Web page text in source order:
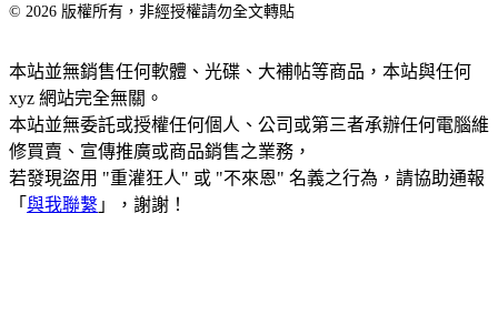
© 2026 版權所有，非經授權請勿全文轉貼
本站並無銷售任何軟體、光碟、大補帖等商品，本站與任何
xyz 網站完全無關。
本站並無委託或授權任何個人、公司或第三者承辦任何電腦維
修買賣、宣傳推廣或商品銷售之業務，
若發現盜用 "重灌狂人" 或 "不來恩" 名義之行為，請協助通報
「 與我聯繫 」，謝謝！